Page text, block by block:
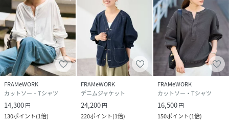
・追加生産商品は、一部の店舗、通販で販売中の場合がござ
います。
予めご了承下さい。
性別タイプ レディース
原産国 ベトナム
素材
表地:ポリエステル100% 裏地:ポリエステル
100% 中わた:ポリエステル100%
FRAMeWORK
カットソー・Tシャツ
14,300円
130ポイント(1倍)
FRAMeWORK
デニムジャケット
24,200円
220ポイント(1倍)
FRAMeWORK
カットソー・Tシャツ
16,500円
150ポイント(1倍)